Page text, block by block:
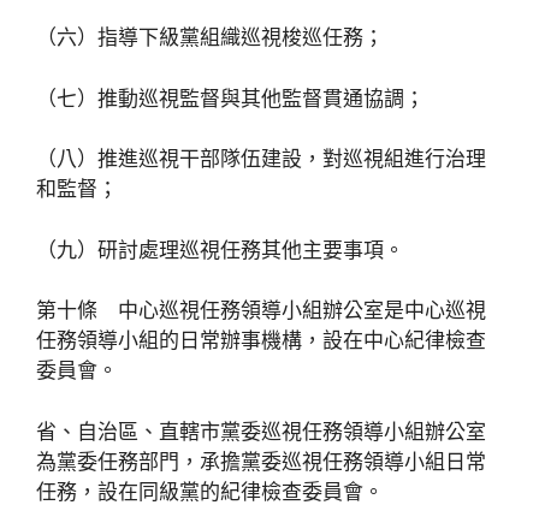
（六）指導下級黨組織巡視梭巡任務；
（七）推動巡視監督與其他監督貫通協調；
（八）推進巡視干部隊伍建設，對巡視組進行治理
和監督；
（九）研討處理巡視任務其他主要事項。
第十條 中心巡視任務領導小組辦公室是中心巡視
任務領導小組的日常辦事機構，設在中心紀律檢查
委員會。
省、自治區、直轄市黨委巡視任務領導小組辦公室
為黨委任務部門，承擔黨委巡視任務領導小組日常
任務，設在同級黨的紀律檢查委員會。